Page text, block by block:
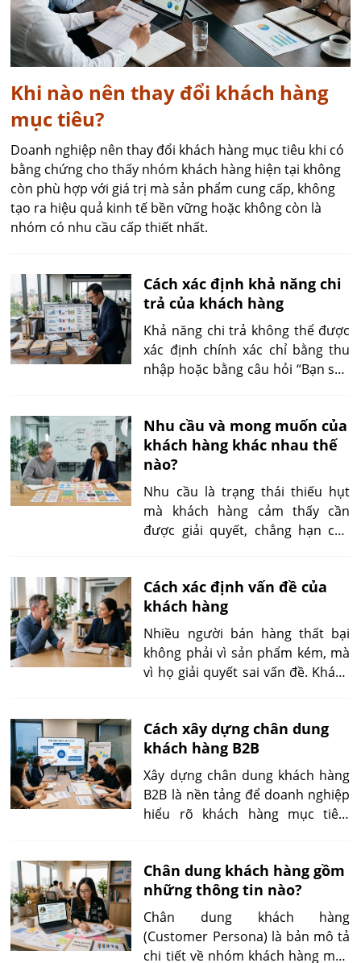
Khi nào nên thay đổi khách hàng
mục tiêu?
Doanh nghiệp nên thay đổi khách hàng mục tiêu khi có
bằng chứng cho thấy nhóm khách hàng hiện tại không
còn phù hợp với giá trị mà sản phẩm cung cấp, không
tạo ra hiệu quả kinh tế bền vững hoặc không còn là
nhóm có nhu cầu cấp thiết nhất.
Cách xác định khả năng chi
trả của khách hàng
Khả năng chi trả không thể được
xác định chính xác chỉ bằng thu
nhập hoặc bằng câu hỏi “Bạn sẵn
nguồn lực tài chính, phần ngân
sách có thể phân bổ, tần suất
mua, các khoản chi cạnh tranh và
hành vi thanh toán thực tế của
khách hàng.
Nhu cầu và mong muốn của
khách hàng khác nhau thế
nào?
Nhu cầu là trạng thái thiếu hụt
mà khách hàng cảm thấy cần
được giải quyết, chẳng hạn cần
muốn là cách cụ thể mà khách
hàng lựa chọn để thỏa mãn nhu
cầu đó, chịu ảnh hưởng của văn
hóa, hoàn cảnh, sở thích, trải
nghiệm và khả năng nhận thức.
Cách xác định vấn đề của
khách hàng
Nhiều người bán hàng thất bại
không phải vì sản phẩm kém, mà
vì họ giải quyết sai vấn đề. Khách
chưa chắc đã phản ánh nguyên
nhân thực sự. Nếu chỉ tập trung
giới thiệu tính năng hoặc báo giá
ngay từ đầu, bạn rất dễ bỏ lỡ nhu
cầu cốt lõi và khiến cuộc trao đổi
trở nên kém hiệu quả.
Cách xây dựng chân dung
khách hàng B2B
Xây dựng chân dung khách hàng
B2B là nền tảng để doanh nghiệp
hiểu rõ khách hàng mục tiêu,
hiệu quả chuyển đổi. Khác với
B2C, quyết định mua hàng trong
B2B thường liên quan đến nhiều
người, quy trình đánh giá dài hơn
và chịu ảnh hưởng bởi mục tiêu
Chân dung khách hàng gồm
những thông tin nào?
Chân dung khách hàng
(Customer Persona) là bản mô tả
chi tiết về nhóm khách hàng mục